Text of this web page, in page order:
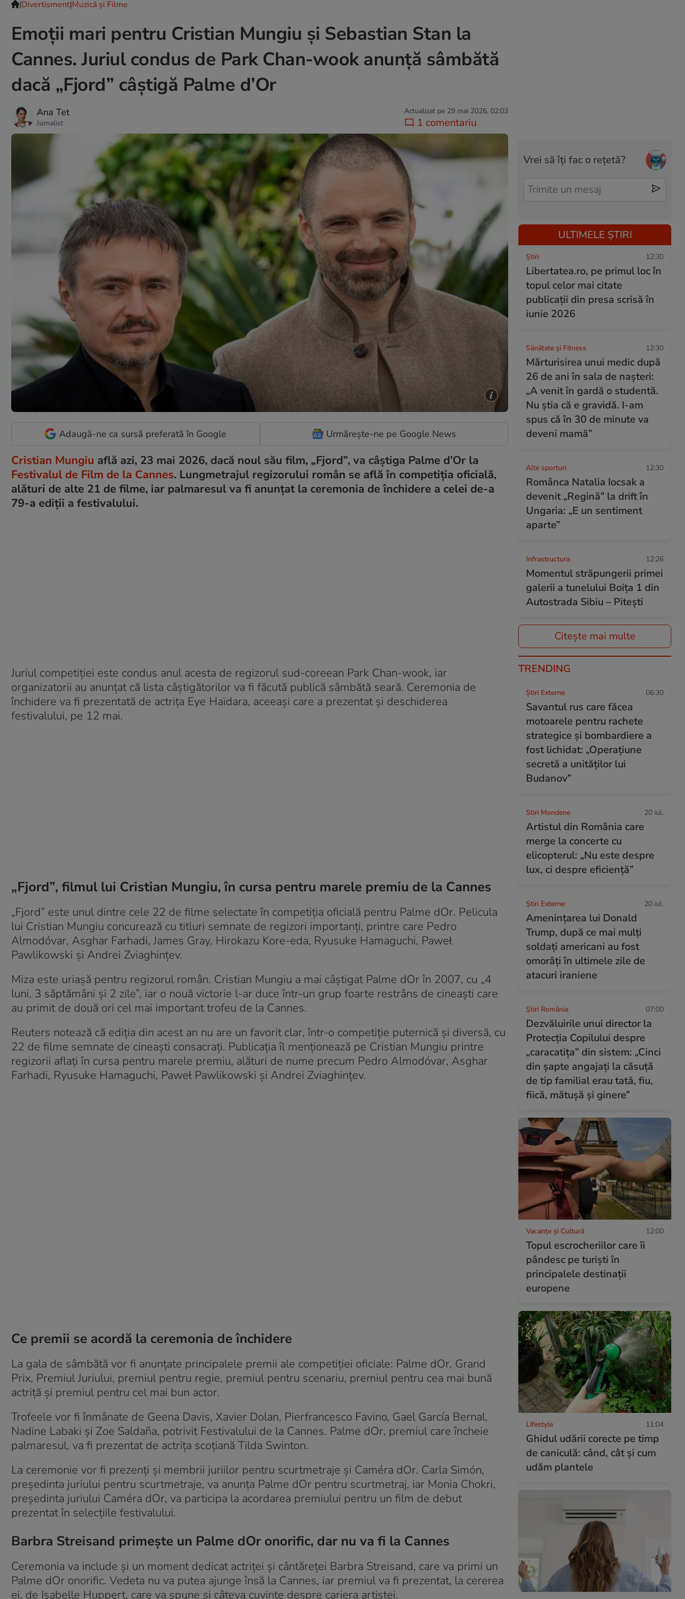
|Divertisment|Muzică și Filme
Emoții mari pentru Cristian Mungiu și Sebastian Stan la
Cannes. Juriul condus de Park Chan-wook anunță sâmbătă
dacă „Fjord” câștigă Palme d’Or
Ana Tet
Jurnalist
Actualizat pe 29 mai 2026, 02:03
1 comentariu
Adaugă-ne ca sursă preferată în Google Urmărește-ne pe Google News
Cristian Mungiu află azi, 23 mai 2026, dacă noul său film, „Fjord”, va câștiga Palme d’Or la
Festivalul de Film de la Cannes. Lungmetrajul regizorului român se află în competiția oficială,
alături de alte 21 de filme, iar palmaresul va fi anunțat la ceremonia de închidere a celei de-a
79-a ediții a festivalului.
Juriul competiției este condus anul acesta de regizorul sud-coreean Park Chan-wook, iar
organizatorii au anunțat că lista câștigătorilor va fi făcută publică sâmbătă seară. Ceremonia de
închidere va fi prezentată de actrița Eye Haïdara, aceeași care a prezentat și deschiderea
festivalului, pe 12 mai.
„Fjord”, filmul lui Cristian Mungiu, în cursa pentru marele premiu de la Cannes
„Fjord” este unul dintre cele 22 de filme selectate în competiția oficială pentru Palme dOr. Pelicula
lui Cristian Mungiu concurează cu titluri semnate de regizori importanți, printre care Pedro
Almodóvar, Asghar Farhadi, James Gray, Hirokazu Kore-eda, Ryusuke Hamaguchi, Paweł
Pawlikowski și Andrei Zviaghințev.
Miza este uriașă pentru regizorul român. Cristian Mungiu a mai câștigat Palme dOr în 2007, cu „4
luni, 3 săptămâni și 2 zile”, iar o nouă victorie l-ar duce într-un grup foarte restrâns de cineaști care
au primit de două ori cel mai important trofeu de la Cannes.
Reuters notează că ediția din acest an nu are un favorit clar, într-o competiție puternică și diversă, cu
22 de filme semnate de cineaști consacrați. Publicația îl menționează pe Cristian Mungiu printre
regizorii aflați în cursa pentru marele premiu, alături de nume precum Pedro Almodóvar, Asghar
Farhadi, Ryusuke Hamaguchi, Paweł Pawlikowski și Andrei Zviaghințev.
Ce premii se acordă la ceremonia de închidere
La gala de sâmbătă vor fi anunțate principalele premii ale competiției oficiale: Palme dOr, Grand
Prix, Premiul Juriului, premiul pentru regie, premiul pentru scenariu, premiul pentru cea mai bună
actriță și premiul pentru cel mai bun actor.
Trofeele vor fi înmânate de Geena Davis, Xavier Dolan, Pierfrancesco Favino, Gael García Bernal,
Nadine Labaki și Zoe Saldaña, potrivit Festivalului de la Cannes. Palme dOr, premiul care încheie
palmaresul, va fi prezentat de actrița scoțiană Tilda Swinton.
La ceremonie vor fi prezenți și membrii juriilor pentru scurtmetraje și Caméra dOr. Carla Simón,
președinta juriului pentru scurtmetraje, va anunța Palme dOr pentru scurtmetraj, iar Monia Chokri,
președinta juriului Caméra dOr, va participa la acordarea premiului pentru un film de debut
prezentat în selecțiile festivalului.
Barbra Streisand primește un Palme dOr onorific, dar nu va fi la Cannes
Ceremonia va include și un moment dedicat actriței și cântăreței Barbra Streisand, care va primi un
Palme dOr onorific. Vedeta nu va putea ajunge însă la Cannes, iar premiul va fi prezentat, la cererea
ei, de Isabelle Huppert, care va spune și câteva cuvinte despre cariera artistei.
Vrei să îți fac o rețetă?
ULTIMELE ȘTIRI
Ştiri 12:30
Libertatea.ro, pe primul loc în
topul celor mai citate
publicații din presa scrisă în
iunie 2026
Sănătate și Fitness 12:30
Mărturisirea unui medic după
26 de ani în sala de nașteri:
„A venit în gardă o studentă.
Nu știa că e gravidă. I-am
spus că în 30 de minute va
deveni mamă”
Alte sporturi 12:30
Românca Natalia Iocsak a
devenit „Regină” la drift în
Ungaria: „E un sentiment
aparte”
Infrastructura 12:26
Momentul străpungerii primei
galerii a tunelului Boița 1 din
Autostrada Sibiu – Pitești
Citește mai multe
TRENDING
Știri Externe 06:30
Savantul rus care făcea
motoarele pentru rachete
strategice și bombardiere a
fost lichidat: „Operațiune
secretă a unităților lui
Budanov”
Stiri Mondene 20 iul.
Artistul din România care
merge la concerte cu
elicopterul: „Nu este despre
lux, ci despre eficiență”
Știri Externe 20 iul.
Amenințarea lui Donald
Trump, după ce mai mulți
soldați americani au fost
omorâți în ultimele zile de
atacuri iraniene
Știri România 07:00
Dezvăluirile unui director la
Protecția Copilului despre
„caracatița” din sistem: „Cinci
din șapte angajați la căsuță
de tip familial erau tată, fiu,
fiică, mătușă și ginere”
Vacanțe și Cultură 12:00
Topul escrocheriilor care îi
pândesc pe turişti în
principalele destinaţii
europene
Lifestyle 11:04
Ghidul udării corecte pe timp
de caniculă: când, cât şi cum
udăm plantele